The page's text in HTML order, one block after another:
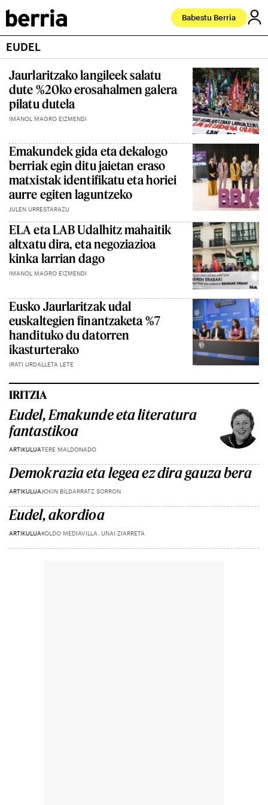
Babestu Berria
EUDEL
Jaurlaritzako langileek salatu
dute %20ko erosahalmen galera
pilatu dutela
IMANOL MAGRO EIZMENDI
Emakundek gida eta dekalogo
berriak egin ditu jaietan eraso
matxistak identifikatu eta horiei
aurre egiten laguntzeko
JULEN URRESTARAZU
ELA eta LAB Udalhitz mahaitik
altxatu dira, eta negoziazioa
kinka larrian dago
IMANOL MAGRO EIZMENDI
Eusko Jaurlaritzak udal
euskaltegien finantzaketa %7
handituko du datorren
ikasturterako
IRATI URDALLETA LETE
IRITZIA
Eudel, Emakunde eta literatura
fantastikoa
ARTIKULUATERE MALDONADO
Demokrazia eta legea ez dira gauza bera
ARTIKULUA JOKIN BILDARRATZ SORRON
Eudel, akordioa
ARTIKULUAKOLDO MEDIAVILLA. UNAI ZIARRETA